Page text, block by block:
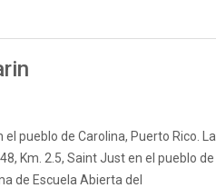
pueblo de Carolina, Puerto Rico. La
Km. 2.5, Saint Just en el pueblo de
de Escuela Abierta del